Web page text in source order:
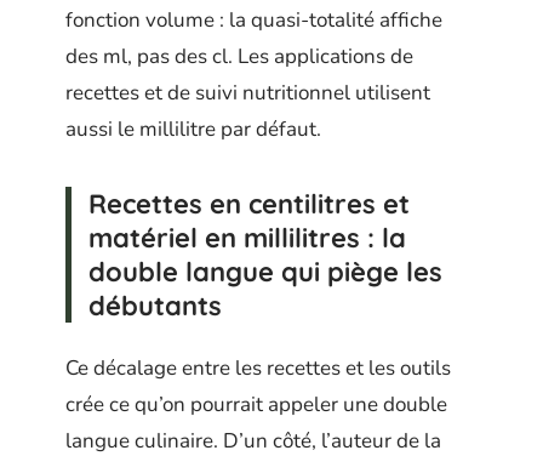
fonction volume : la quasi-totalité affiche
des ml, pas des cl. Les applications de
recettes et de suivi nutritionnel utilisent
aussi le millilitre par défaut.
Recettes en centilitres et
matériel en millilitres : la
double langue qui piège les
débutants
Ce décalage entre les recettes et les outils
crée ce qu’on pourrait appeler une double
langue culinaire. D’un côté, l’auteur de la